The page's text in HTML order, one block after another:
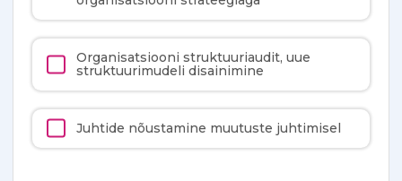
Organisatsiooni struktuuriaudit, uue
struktuurimudeli disainimine
Juhtide nõustamine muutuste juhtimisel